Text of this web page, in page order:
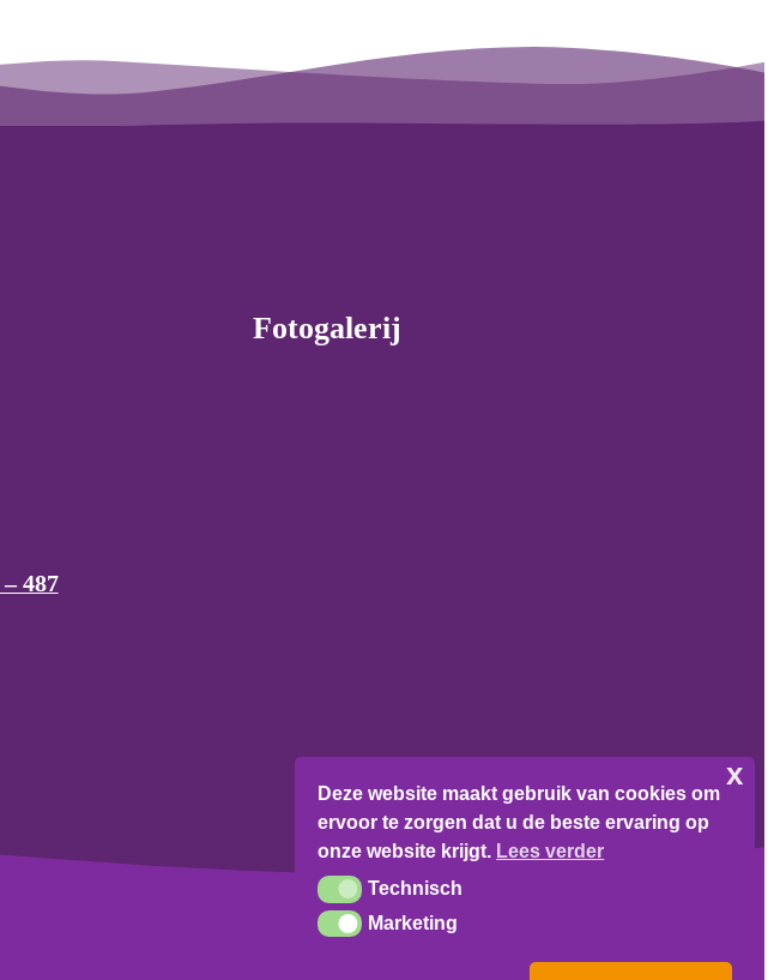
Deze website maakt gebruik van cookies om
ervoor te zorgen dat u de beste ervaring op
onze website krijgt. Lees verder
TechnischTechnisch
MarketingMarketing
x
487
Fotogalerij